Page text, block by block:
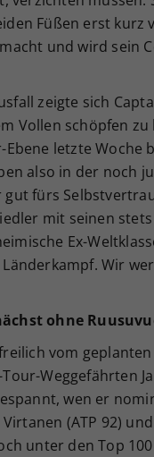
Füßen erst kurz
und wird sein
zeigte sich
Vollen schöpfen
Ebene letzte
also in der noch
fürs
mit seinen
Ex-
Wir
ohne
vom
Weggefährten
wen er
(ATP 92)
unter den Top